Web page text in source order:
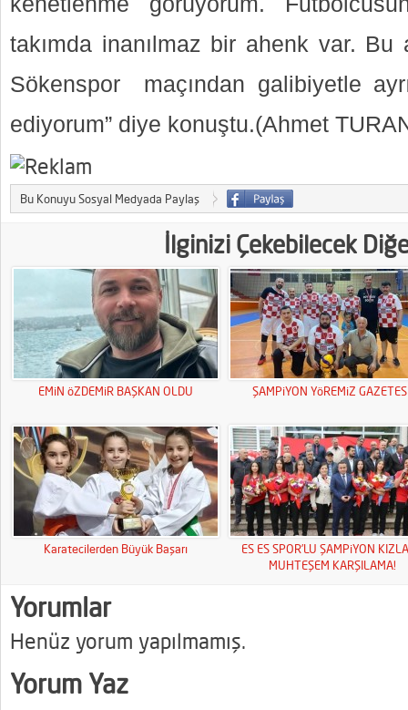
takımda inanılmaz bir ahenk var. Bu
Sökenspor maçından galibiyetle
ediyorum” diye konuştu.(Ahmet
Bu Konuyu Sosyal Medyada Paylaş
İlginizi Çekebilecek
EMiN öZDEMiR BAŞKAN OLDU ŞAMPiYON YöREMiZ
Karatecilerden Büyük Başarı
ES ES SPOR’LU ŞAMPiYON
MUHTEŞEM KARŞILAMA!
Yorumlar
Henüz yorum yapılmamış.
Yorum Yaz